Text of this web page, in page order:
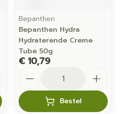
Bepanthen
Bepanthen Hydra
Hydraterende Creme
Tube 50g
€ 10,79
Bestel